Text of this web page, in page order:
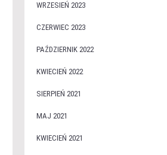
WRZESIEŃ 2023
CZERWIEC 2023
PAŹDZIERNIK 2022
KWIECIEŃ 2022
SIERPIEŃ 2021
MAJ 2021
KWIECIEŃ 2021